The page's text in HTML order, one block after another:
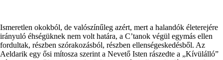
Ismeretlen okokból, de valószínűleg azért, mert a halandók életerejére
irányuló éhségüknek nem volt határa, a C’tanok végül egymás ellen
fordultak, részben szórakozásból, részben ellenségeskedésből. Az
Aeldarik egy ősi mítosza szerint a Nevető Isten rászedte a „Kívülálló”